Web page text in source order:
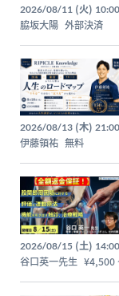
2026/08/11 (火)
脇坂大陽 外部決済
2026/08/13 (木)
伊藤領祐 無料
2026/08/15 (土)
谷口英一先生 ¥4,500